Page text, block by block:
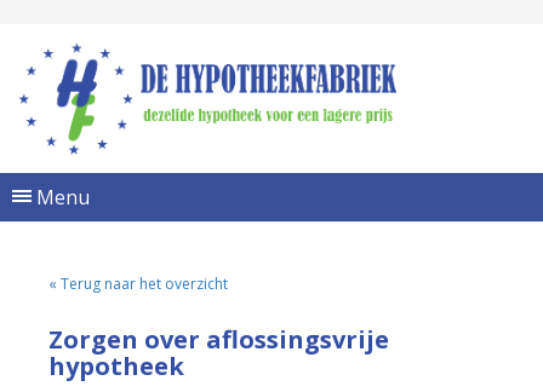
Menu
« Terug naar het overzicht
Zorgen over aflossingsvrije
hypotheek